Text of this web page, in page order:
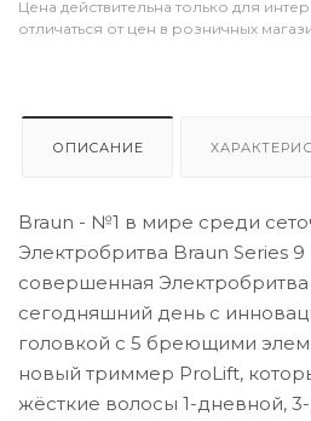
Цена действительна только для
отличаться от цен в розничных
ОПИСАНИЕ
Braun - №1 в мире среди
Электробритва Braun Series
совершенная Электробритва
сегодняшний день с
головкой с 5 бреющими
новый триммер ProLift,
жёсткие волосы 1-дневной,